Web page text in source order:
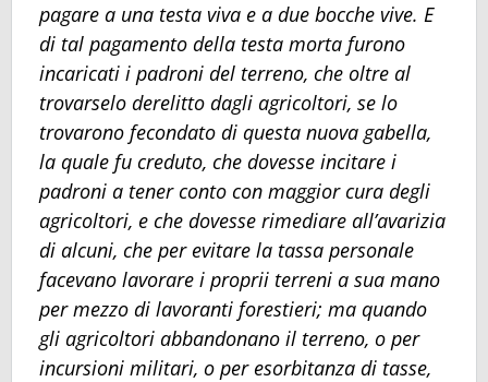
pagare a una testa viva e a due bocche vive. E
di tal pagamento della testa morta furono
incaricati i padroni del terreno, che oltre al
trovarselo derelitto dagli agricoltori, se lo
trovarono fecondato di questa nuova gabella,
la quale fu creduto, che dovesse incitare i
padroni a tener conto con maggior cura degli
agricoltori, e che dovesse rimediare all’avarizia
di alcuni, che per evitare la tassa personale
facevano lavorare i proprii terreni a sua mano
per mezzo di lavoranti forestieri; ma quando
gli agricoltori abbandonano il terreno, o per
incursioni militari, o per esorbitanza di tasse,